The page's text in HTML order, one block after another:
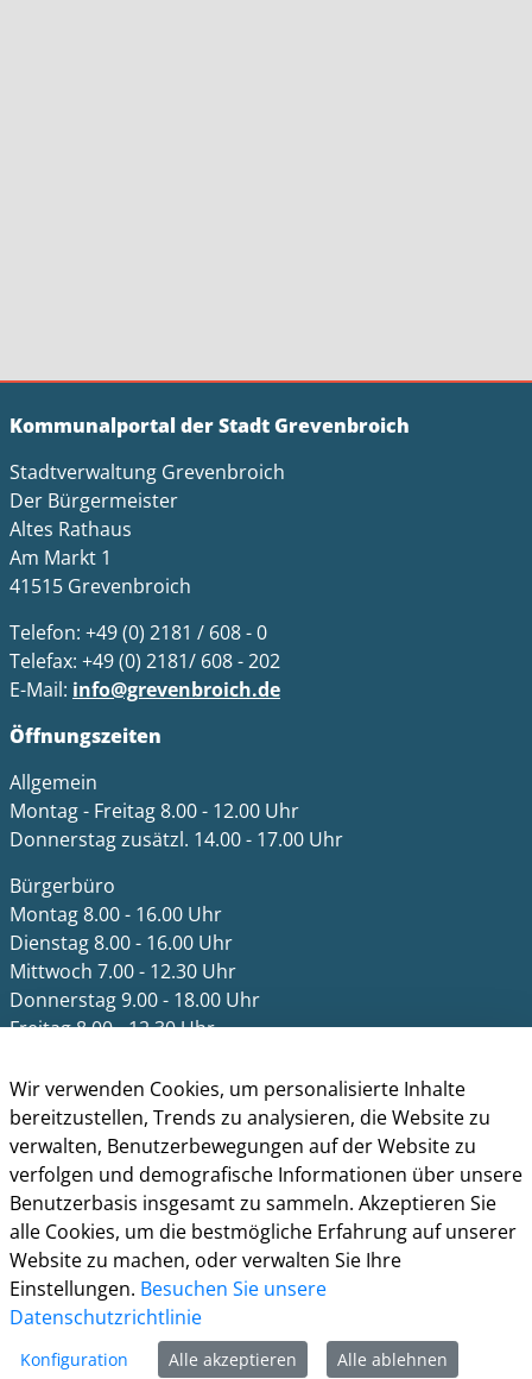
Kommunalportal der Stadt Grevenbroich
Stadtverwaltung Grevenbroich
Der Bürgermeister
Altes Rathaus
Am Markt 1
41515 Grevenbroich
Telefon: +49 (0) 2181 / 608 - 0
Telefax: +49 (0) 2181/ 608 - 202
E-Mail: info@grevenbroich.de
Öffnungszeiten
Allgemein
Montag - Freitag 8.00 - 12.00 Uhr
Donnerstag zusätzl. 14.00 - 17.00 Uhr
Bürgerbüro
Montag 8.00 - 16.00 Uhr
Dienstag 8.00 - 16.00 Uhr
Mittwoch 7.00 - 12.30 Uhr
Donnerstag 9.00 - 18.00 Uhr
Freitag 8.00 - 12.30 Uhr
Ein Besuch des Bürgerbüros ist generell nur mit
Terminvereinbarung möglich. Termine können unter
termine.grevenbroich.de gebucht werden. Für
Dokumentabholungen ist keine Terminvereinbarung
notwendig.
Für einzelne Dienststellen gelten abweichende
Öffnungszeiten und ggf. erforderliche
Terminvereinbarungen.
Informationen
Wir verwenden Cookies, um personalisierte Inhalte
bereitzustellen, Trends zu analysieren, die Website zu
verwalten, Benutzerbewegungen auf der Website zu
verfolgen und demografische Informationen über unsere
Benutzerbasis insgesamt zu sammeln. Akzeptieren Sie
alle Cookies, um die bestmögliche Erfahrung auf unserer
Website zu machen, oder verwalten Sie Ihre
Einstellungen. Besuchen Sie unsere
Datenschutzrichtlinie
Konfiguration Alle akzeptieren Alle ablehnen